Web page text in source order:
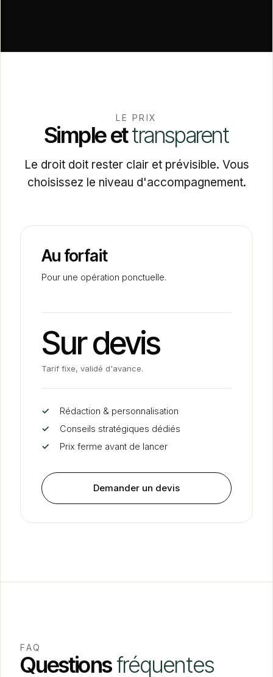
LE PRIX
Simpleettransparent
Le droit doit rester clair et prévisible. Vous
choisissez le niveau d'accompagnement.
Au forfait
Pour une opération ponctuelle.
Sur devis
Tarif fixe, validé d'avance.
✓ Rédaction & personnalisation
✓
Conseils stratégiques dédiés
✓
Prix ferme avant de lancer
Demander un devis
FAQ
Questionsfréquentes